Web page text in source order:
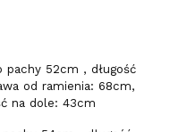
pachy 52cm , długość
od ramienia: 68cm,
na dole: 43cm